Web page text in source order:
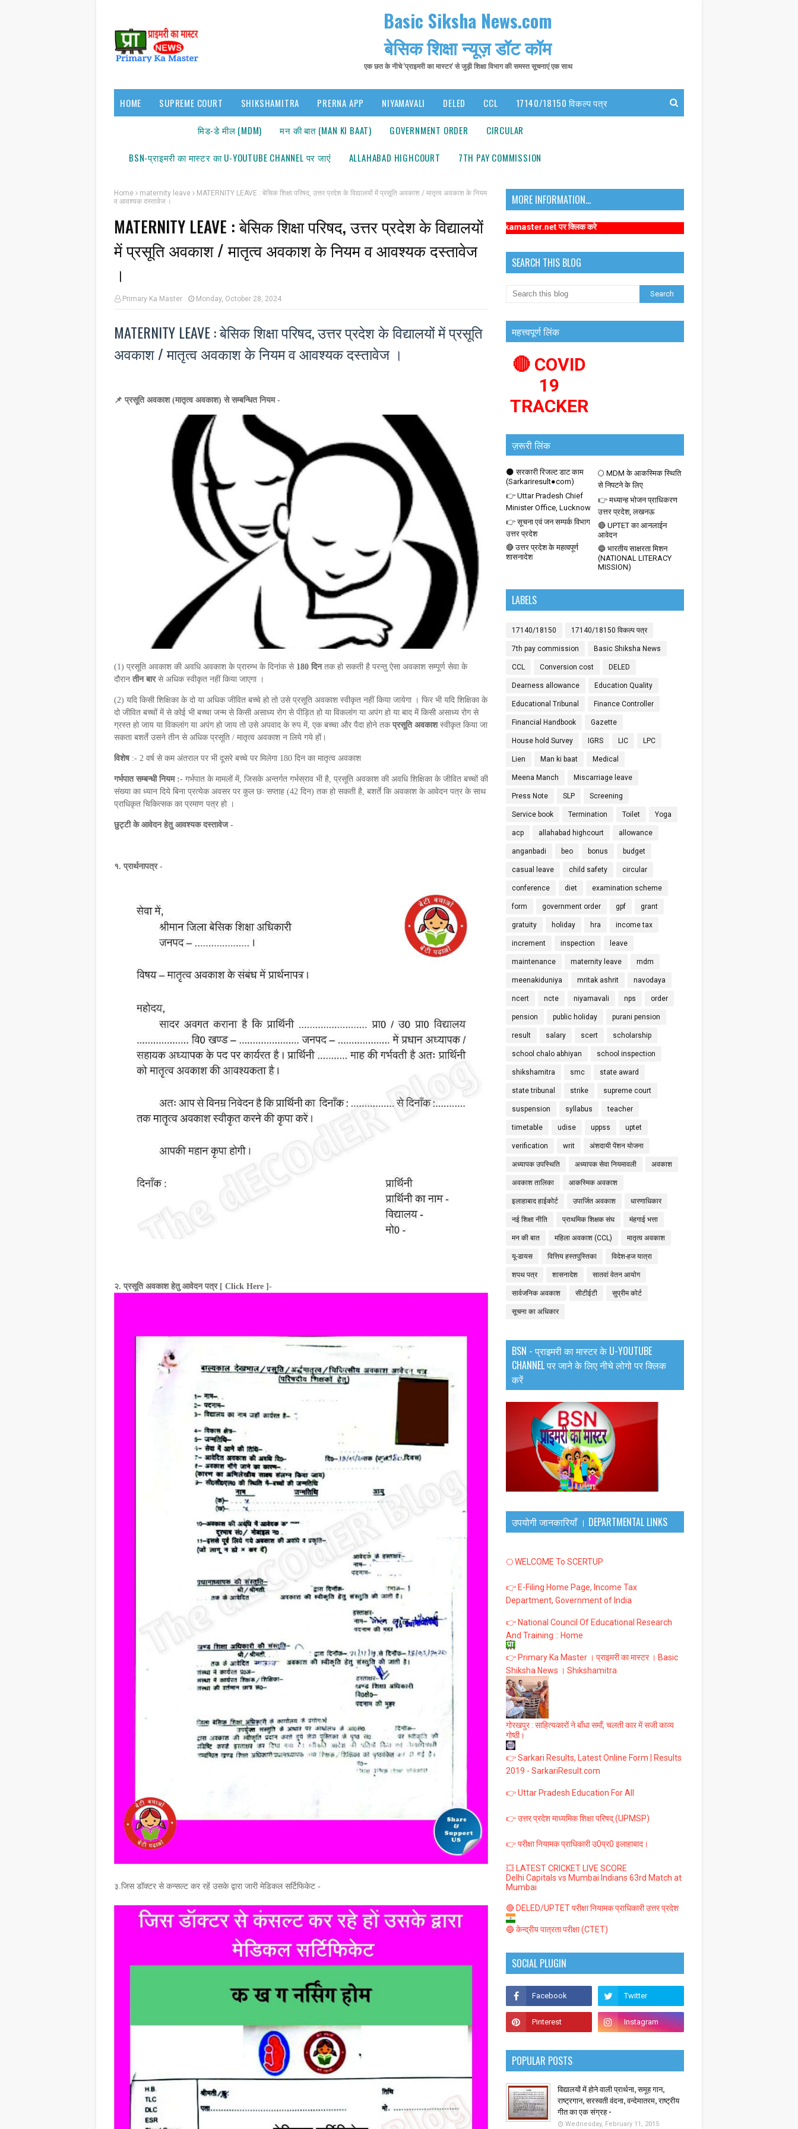
Basic Siksha News.com
बेसिक शिक्षा न्यूज़ डॉट कॉम
एक छत के नीचे 'प्राइमरी का मास्टर' से जुड़ी शिक्षा विभाग की समस्त सूचनाएं एक साथ
HOME SUPREME COURT SHIKSHAMITRA PRERNA APP NIYAMAVALI DELED CCL 17140/18150 विकल्प पत्र
मिड-डे मील (MDM) मन की बात (MAN KI BAAT) GOVERNMENT ORDER CIRCULAR
BSN-प्राइमरी का मास्टर का U-YOUTUBE CHANNEL पर जाएंं ALLAHABAD HIGHCOURT 7TH PAY COMMISSION
Home maternity leave
MATERNITY LEAVE : बेसिक शिक्षा परिषद, उत्तर प्रदेश के विद्यालयों में प्रसूति अवकाश / मातृत्व अवकाश के नियम
व आवश्यक दस्तावेज ।
MATERNITY LEAVE : बेसिक शिक्षा परिषद, उत्तर प्रदेश के विद्यालयों
में प्रसूति अवकाश / मातृत्व अवकाश के नियम व आवश्यक दस्तावेज
।
Primary Ka Master Monday, October 28, 2024
MATERNITY LEAVE : बेसिक शिक्षा परिषद, उत्तर प्रदेश के विद्यालयों में प्रसूति
अवकाश / मातृत्व अवकाश के नियम व आवश्यक दस्तावेज ।
📌 प्रसूति अवकाश (मातृत्व अवकाश) से सम्बन्धित नियम -
(1) प्रसूति अवकाश की अवधि अवकाश के प्रारम्भ के दिनांक से 180 दिनतक हो सकती है परन्तु ऐसा अवकाश सम्पूर्ण सेवा के
दौरान तीन बारसे अधिक स्वीकृत नहीं किया जाएगा ।
(2) यदि किसी शिक्षिका के दो या अधिक जीवित बच्चे हो तो उसे प्रसूति अवकाश स्वीकृत नहीं किया जायेगा । फिर भी यदि शिक्षिका के
दो जीवित बच्चों में से कोई भी बच्चा जन्म से किसी असाध्य रोग से पीड़ित हो या विकलांग या अपंग हो या बाद में किसी असाध्य रोग से
ग्रस्त हो जाय या विकलांग या अपंग हो जाय तो उसे अपवाद के रुप में, एक बच्चा और पैदा होने तक प्रसूति अवकाशस्वीकृत किया जा
सकता बशर्ते उसने तीन से अधिक प्रसूति / मातृत्व अवकाश न लिये गये हों।
विशेष:- 2 वर्ष से कम अंतराल पर भी दूसरे बच्चे पर मिलेगा 180 दिन का मातृत्व अवकाश
गर्भपात सम्बन्धी नियम :- गर्भपात के मामलों में, जिसके अन्तर्गत गर्भस्राव भी है, प्रसूति अवकाश की अवधि शिक्षिका के जीवित बच्चों की
संख्या का ध्यान दिये बिना प्रत्येक अवसर पर कुल छः सप्ताह (42 दिन) तक हो सकती है, बशर्ते कि अवकाश के आवेदन पत्र के साथ
प्राधिकृत चिकित्सक का प्रमाण पत्र हो ।
छुट्टी के आवेदन हेतु आवश्यक दस्तावेज -
१. प्रार्थनापत्र -
२. प्रसूति अवकाश हेतु आवेदन पत्र [ Click Here ]-
३.जिस डॉक्टर से कन्सल्ट कर रहें उसके द्वारा जारी मेडिकल सर्टिफिकेट -
MORE INFORMATION...
सूचना: अधिक संबंधित समाचारों के लिए कृपया https://www.primarykamaster.net पर क्लिक करे
SEARCH THIS BLOG
महत्त्वपूर्ण लिंक
🔴 COVID
19
TRACKER
ज़रूरी लिंक
🌑 सरकारी रिजल्ट डाट काम
(Sarkariresult●com)
🌕 MDM के आकस्मिक स्थिति
से निपटने के लिए
👉 Uttar Pradesh Chief
Minister Office, Lucknow
👉 मध्यान्ह भोजन प्राधिकरण
उत्तर प्रदेश, लखनऊ
👉 सूचना एवं जन सम्पर्क विभाग
उत्तर प्रदेश
🔴 UPTET का आनलाईन
आवेदन
🔴 उत्तर प्रदेश के महत्वपूर्ण
शासनादेश
🔵 भारतीय साक्षरता मिशन
(NATIONAL LITERACY
MISSION)
LABELS
17140/18150 17140/18150 विकल्प पत्र
7th pay commission Basic Shiksha News
CCL Conversion cost DELED
Dearness allowance Education Quality
Educational Tribunal Finance Controller
Financial Handbook Gazette
House hold Survey IGRS LIC LPC
Lien Man ki baat Medical
Meena Manch Miscarriage leave
Press Note SLP Screening
Service book Termination Toilet Yoga
acp allahabad highcourt allowance
anganbadi beo bonus budget
casual leave child safety circular
conference diet examination scheme
form government order gpf grant
gratuity holiday hra income tax
increment inspection leave
maintenance maternity leave mdm
meenakiduniya mritak ashrit navodaya
ncert ncte niyamavali nps order
pension public holiday purani pension
result salary scert scholarship
school chalo abhiyan school inspection
shikshamitra smc state award
state tribunal strike supreme court
suspension syllabus teacher
timetable udise uppss uptet
verification writ अंशदायी पेंशन योजना
अध्यापक उपस्थिति अध्यापक सेवा नियमावली अवकाश
अवकाश तालिका आकस्मिक अवकाश
इलाहाबाद हाईकोर्ट उपार्जित अवकाश धारणाधिकार
नई शिक्षा नीति प्राथमिक शिक्षक संघ मंहगाई भत्ता
मन की बात महिला अवकाश (CCL) मातृत्व अवकाश
यू-डायस वित्तिय हस्तपुस्तिका विदेश-हज यात्रा
शपथ पत्र शासनादेश सातवां वेतन आयोग
सार्वजनिक अवकाश सीटीईटी सुप्रीम कोर्ट
सूचना का अधिकार
BSN - प्राइमरी का मास्टर के U-YOUTUBE
CHANNEL पर जाने के लिए नीचे लोगो पर क्लिक
करें
उपयोगी जानकारियाँ । DEPARTMENTAL LINKS
🌕 WELCOME To SCERTUP
👉 E-Filing Home Page, Income Tax
Department, Government of India
👉 National Council Of Educational Research
And Training :: Home
👉 Primary Ka Master । प्राइमरी का मास्टर । Basic
Shiksha News । Shikshamitra
गोरखपुर : साहित्यकारों ने बाँधा समाँ, चलती कार में सजी काव्य
गोष्ठी।
👉 Sarkari Results, Latest Online Form | Results
2019 - SarkariResult.com
👉 Uttar Pradesh Education For All
👉 उत्तर प्रदेश माध्यमिक शिक्षा परिषद् (UPMSP)
👉 परीक्षा नियामक प्राधिकारी उ0प्र0 इलाहाबाद।
💥 LATEST CRICKET LIVE SCORE
Delhi Capitals vs Mumbai Indians 63rd Match at
Mumbai
🔴 DELED/UPTET परीक्षा नियामक प्राधिकारी उत्तर प्रदेश
🔵 केन्द्रीय पात्रता परीक्षा (CTET)
SOCIAL PLUGIN
POPULAR POSTS
विद्यालयों में होने वाली प्रार्थना, समूह गान,
राष्ट्रगान, सरस्वती वंदना, वन्देमातरम, राष्ट्रीय
गीत का एक संग्रह -
Wednesday, February 11, 2015